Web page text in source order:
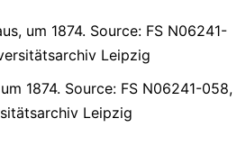
1874. Source: FS N06241-058,
Leipzig